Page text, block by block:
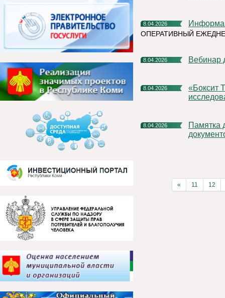
8.04.2026
ОПЕРАТИВНЫЙ
8.04.2026
8.04.2026
«Боксит Тимана» поможет региональным ученым продолжить
8.04.2026
Памятка для корректного оформления платежных
« 11 12